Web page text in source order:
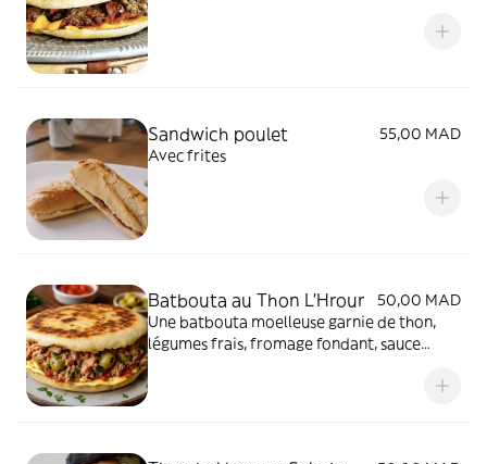
Sandwich poulet
55,00 MAD
Avec frites
Batbouta au Thon L'Hrour
50,00 MAD
Une batbouta moelleuse garnie de thon,
légumes frais, fromage fondant, sauce